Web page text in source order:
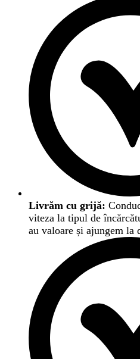
Livrăm cu grijă:
viteza la tipul de
au valoare și ajungem la